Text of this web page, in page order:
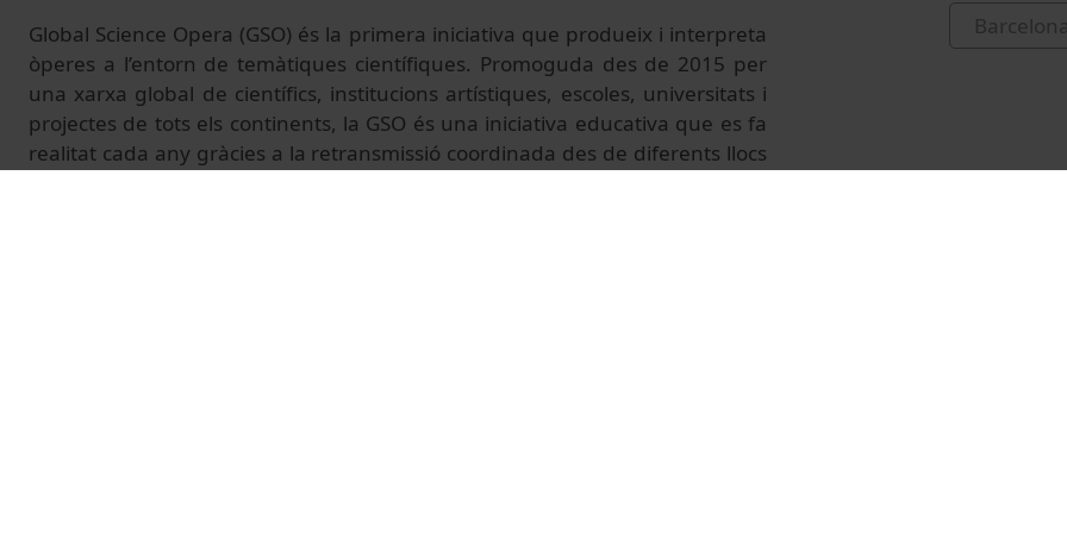
Global Science Opera (GSO) és la primera iniciativa que produeix i interpreta
òperes a l’entorn de temàtiques científiques. Promoguda des de 2015 per
una xarxa global de científics, institucions artístiques, escoles, universitats i
projectes de tots els continents, la GSO és una iniciativa educativa que es fa
realitat cada any gràcies a la retransmissió coordinada des de diferents llocs